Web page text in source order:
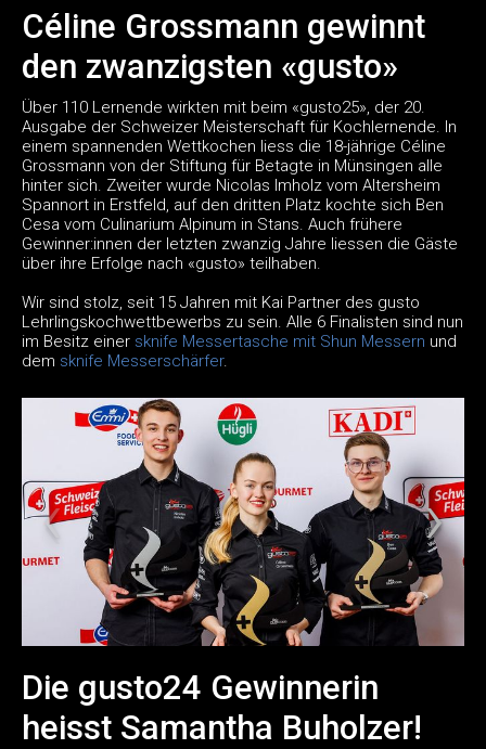
Céline Grossmann gewinnt
den zwanzigsten «gusto»
Über 110 Lernende wirkten mit beim «gusto25», der 20.
Ausgabe der Schweizer Meisterschaft für Kochlernende. In
einem spannenden Wettkochen liess die 18-jährige Céline
Grossmann von der Stiftung für Betagte in Münsingen alle
hinter sich. Zweiter wurde Nicolas Imholz vom Altersheim
Spannort in Erstfeld, auf den dritten Platz kochte sich Ben
Cesa vom Culinarium Alpinum in Stans. Auch frühere
Gewinner:innen der letzten zwanzig Jahre liessen die Gäste
über ihre Erfolge nach «gusto» teilhaben.
Wir sind stolz, seit 15 Jahren mit Kai Partner des gusto
Lehrlingskochwettbewerbs zu sein. Alle 6 Finalisten sind nun
im Besitz einer sknife Messertasche mit Shun Messern und
dem sknife Messerschärfer.
Die gusto24 Gewinnerin
heisst Samantha Buholzer!